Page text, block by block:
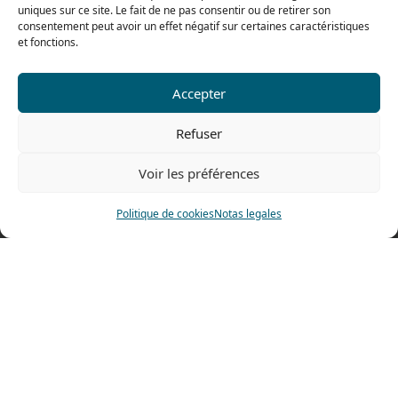
uniques sur ce site. Le fait de ne pas consentir ou de retirer son
consentement peut avoir un effet négatif sur certaines caractéristiques
et fonctions.
Accepter
Refuser
Voir les préférences
Politique de cookiesNotas legales
Contáctenos
Fax: 0033 474 62 81 69
69400 Villefranche sur Saône